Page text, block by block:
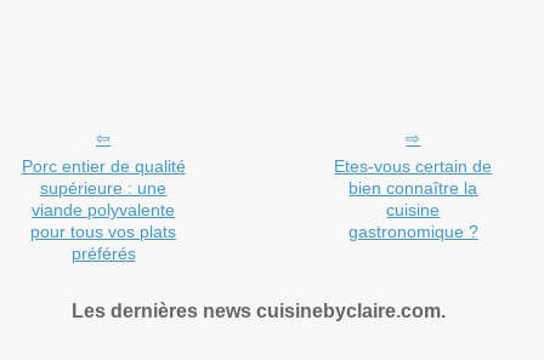
Porc entier de qualité
supérieure : une
viande polyvalente
pour tous vos plats
préférés
Etes-vous certain de
bien connaître la
cuisine
gastronomique ?
Les dernières news cuisinebyclaire.com.